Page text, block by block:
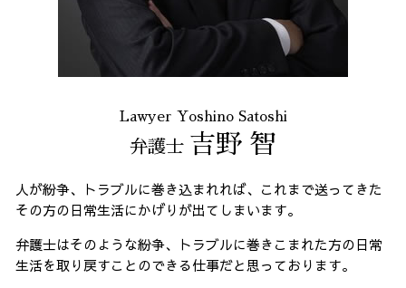
Lawyer Yoshino Satoshi
弁護士 吉野 智
人が紛争、トラブルに巻き込まれれば、これまで送ってきた
その方の日常生活にかげりが出てしまいます。
弁護士はそのような紛争、トラブルに巻きこまれた方の日常
生活を取り戻すことのできる仕事だと思っております。